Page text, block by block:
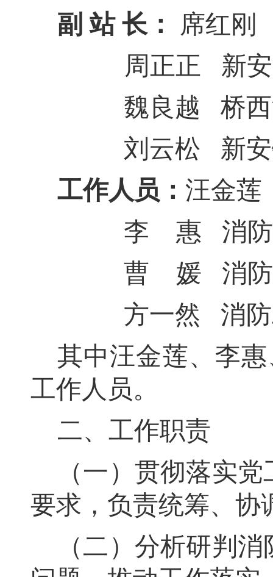
副 站 长：
席红刚
周正正
新
魏良越
桥
刘云松
新
工作人员： 汪金莲
李
惠
消
曹
媛
消
方一然
消
其中汪金莲、李
工作人员。
二、工作职责
（一）贯彻落实
要求 ， 负责统筹、协
（二）分析研判